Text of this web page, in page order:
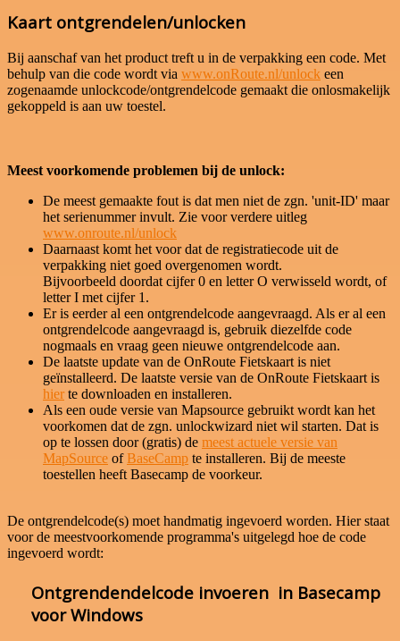
Kaart ontgrendelen/unlocken
Bij aanschaf van het product treft u in de verpakking een code. Met
behulp van die code wordt via www.onRoute.nl/unlock een
zogenaamde unlockcode/ontgrendelcode gemaakt die onlosmakelijk
gekoppeld is aan uw toestel.
Meest voorkomende problemen bij de unlock:
De meest gemaakte fout is dat men niet de zgn. 'unit-ID' maar
het serienummer invult. Zie voor verdere uitleg
www.onroute.nl/unlock
Daarnaast komt het voor dat de registratiecode uit de
verpakking niet goed overgenomen wordt.
Bijvoorbeeld doordat cijfer 0 en letter O verwisseld wordt, of
letter I met cijfer 1.
Er is eerder al een ontgrendelcode aangevraagd. Als er al een
ontgrendelcode aangevraagd is, gebruik diezelfde code
nogmaals en vraag geen nieuwe ontgrendelcode aan.
De laatste update van de OnRoute Fietskaart is niet
geïnstalleerd. De laatste versie van de OnRoute Fietskaart is
hier te downloaden en installeren.
Als een oude versie van Mapsource gebruikt wordt kan het
voorkomen dat de zgn. unlockwizard niet wil starten. Dat is
op te lossen door (gratis) de meest actuele versie van
MapSource ofBaseCamp te installeren. Bij de meeste
toestellen heeft Basecamp de voorkeur.
De ontgrendelcode(s) moet handmatig ingevoerd worden. Hier staat
voor de meestvoorkomende programma's uitgelegd hoe de code
ingevoerd wordt:
Ontgrendendelcode invoeren in Basecamp
voor Windows